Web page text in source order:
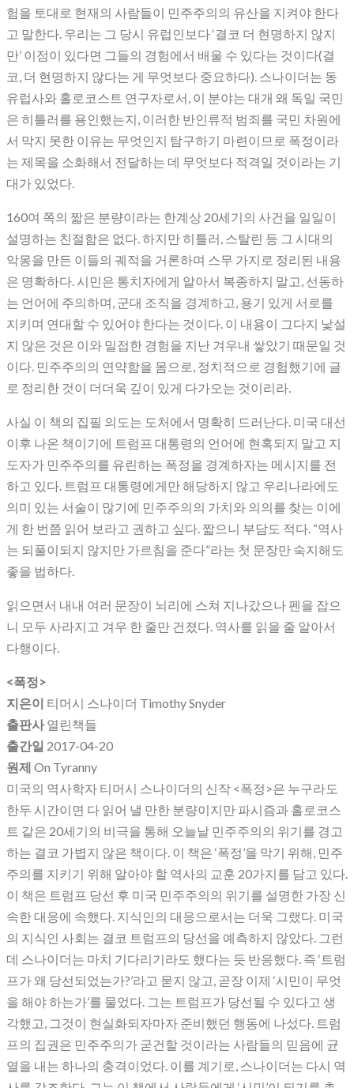
험을 토대로 현재의 사람들이 민주주의의 유산을 지켜야 한다
고 말한다. 우리는 그 당시 유럽인보다 ‘결코 더 현명하지 않지
만’ 이점이 있다면 그들의 경험에서 배울 수 있다는 것이다(결
코, 더 현명하지 않다는 게 무엇보다 중요하다). 스나이더는 동
유럽사와 홀로코스트 연구자로서, 이 분야는 대개 왜 독일 국민
은 히틀러를 용인했는지, 이러한 반인류적 범죄를 국민 차원에
서 막지 못한 이유는 무엇인지 탐구하기 마련이므로 폭정이라
는 제목을 소화해서 전달하는 데 무엇보다 적격일 것이라는 기
대가 있었다.
160여 쪽의 짧은 분량이라는 한계상 20세기의 사건을 일일이
설명하는 친절함은 없다. 하지만 히틀러, 스탈린 등 그 시대의
악몽을 만든 이들의 궤적을 거론하며 스무 가지로 정리된 내용
은 명확하다. 시민은 통치자에게 알아서 복종하지 말고, 선동하
는 언어에 주의하며, 군대 조직을 경계하고, 용기 있게 서로를
지키며 연대할 수 있어야 한다는 것이다. 이 내용이 그다지 낯설
지 않은 것은 이와 밀접한 경험을 지난 겨우내 쌓았기 때문일 것
이다. 민주주의의 연약함을 몸으로, 정치적으로 경험했기에 글
로 정리한 것이 더더욱 깊이 있게 다가오는 것이리라.
사실 이 책의 집필 의도는 도처에서 명확히 드러난다. 미국 대선
이후 나온 책이기에 트럼프 대통령의 언어에 현혹되지 말고 지
도자가 민주주의를 유린하는 폭정을 경계하자는 메시지를 전
하고 있다. 트럼프 대통령에게만 해당하지 않고 우리나라에도
의미 있는 서술이 많기에 민주주의의 가치와 의의를 찾는 이에
게 한 번쯤 읽어 보라고 권하고 싶다. 짧으니 부담도 적다. “역사
는 되풀이되지 않지만 가르침을 준다”라는 첫 문장만 숙지해도
좋을 법하다.
읽으면서 내내 여러 문장이 뇌리에 스쳐 지나갔으나 펜을 잡으
니 모두 사라지고 겨우 한 줄만 건졌다. 역사를 읽을 줄 알아서
다행이다.
<폭정>
지은이 티머시 스나이더 Timothy Snyder
출판사열린책들
출간일 2017-04-20
원제 On Tyranny
미국의 역사학자 티머시 스나이더의 신작 <폭정>은 누구라도
한두 시간이면 다 읽어 낼 만한 분량이지만 파시즘과 홀로코스
트 같은 20세기의 비극을 통해 오늘날 민주주의의 위기를 경고
하는 결코 가볍지 않은 책이다. 이 책은 ‘폭정’을 막기 위해, 민주
주의를 지키기 위해 알아야 할 역사의 교훈 20가지를 담고 있다.
이 책은 트럼프 당선 후 미국 민주주의의 위기를 설명한 가장 신
속한 대응에 속했다. 지식인의 대응으로서는 더욱 그랬다. 미국
의 지식인 사회는 결코 트럼프의 당선을 예측하지 않았다. 그런
데 스나이더는 마치 기다리기라도 했다는 듯 반응했다. 즉 ‘트럼
프가 왜 당선되었는가?’라고 묻지 않고, 곧장 이제 ‘시민이 무엇
을 해야 하는가’를 물었다. 그는 트럼프가 당선될 수 있다고 생
각했고, 그것이 현실화되자마자 준비했던 행동에 나섰다. 트럼
프의 집권은 민주주의가 굳건할 것이라는 사람들의 믿음에 균
열을 내는 하나의 충격이었다. 이를 계기로, 스나이더는 다시 역